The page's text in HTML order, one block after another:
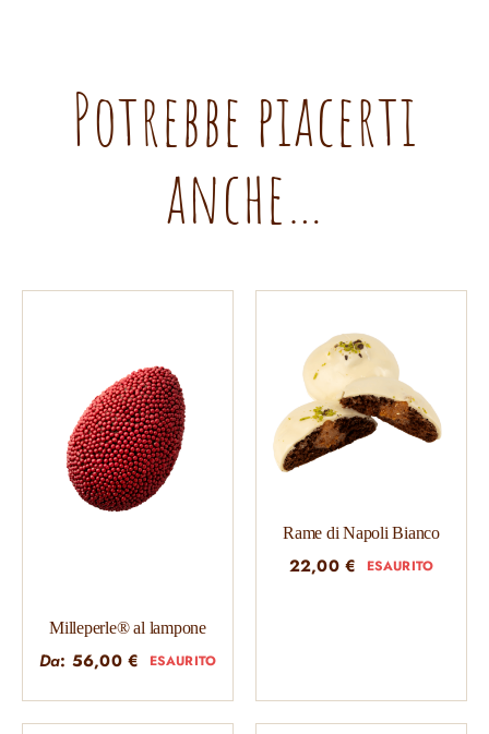
Potrebbe piacerti
anche…
Milleperle® al lampone
Da: 56,00€ ESAURITO
Rame di Napoli Bianco
22,00€ ESAURITO